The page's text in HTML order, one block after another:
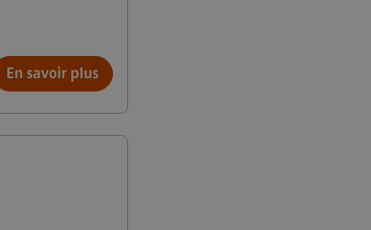
En savoir plus